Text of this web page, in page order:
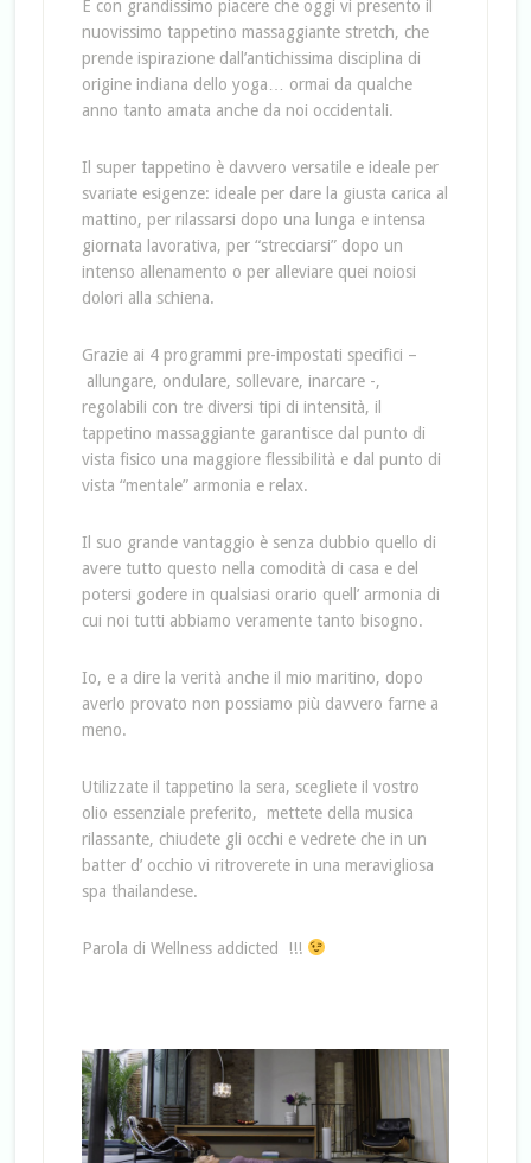
È con grandissimo piacere che oggi vi presento il
nuovissimo tappetino massaggiante stretch, che
prende ispirazione dall’antichissima disciplina di
origine indiana dello yoga… ormai da qualche
anno tanto amata anche da noi occidentali.
Il super tappetino è davvero versatile e ideale per
svariate esigenze: ideale per dare la giusta carica al
mattino, per rilassarsi dopo una lunga e intensa
giornata lavorativa, per “strecciarsi” dopo un
intenso allenamento o per alleviare quei noiosi
dolori alla schiena.
Grazie ai 4 programmi pre-impostati specifici –
allungare, ondulare, sollevare, inarcare -,
regolabili con tre diversi tipi di intensità, il
tappetino massaggiante garantisce dal punto di
vista fisico una maggiore flessibilità e dal punto di
vista “mentale” armonia e relax.
Il suo grande vantaggio è senza dubbio quello di
avere tutto questo nella comodità di casa e del
potersi godere in qualsiasi orario quell’ armonia di
cui noi tutti abbiamo veramente tanto bisogno.
Io, e a dire la verità anche il mio maritino, dopo
averlo provato non possiamo più davvero farne a
meno.
Utilizzate il tappetino la sera, scegliete il vostro
olio essenziale preferito, mettete della musica
rilassante, chiudete gli occhi e vedrete che in un
batter d’ occhio vi ritroverete in una meravigliosa
spa thailandese.
Parola di Wellness addicted !!!